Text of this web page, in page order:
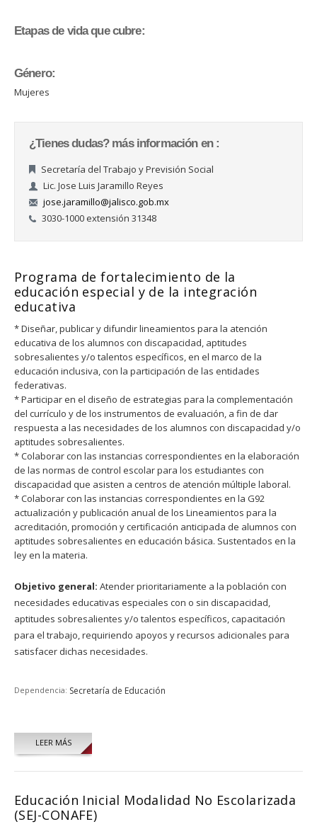
Etapas de vida que cubre:
Género:
Mujeres
¿Tienes dudas? más información en :
Secretaría del Trabajo y Previsión Social
Lic. Jose Luis Jaramillo Reyes
jose.jaramillo@jalisco.gob.mx
3030-1000 extensión 31348
Programa de fortalecimiento de la
educación especial y de la integración
educativa
* Diseñar, publicar y difundir lineamientos para la atención
educativa de los alumnos con discapacidad, aptitudes
sobresalientes y/o talentos específicos, en el marco de la
educación inclusiva, con la participación de las entidades
federativas.
* Participar en el diseño de estrategias para la complementación
del currículo y de los instrumentos de evaluación, a fin de dar
respuesta a las necesidades de los alumnos con discapacidad y/o
aptitudes sobresalientes.
* Colaborar con las instancias correspondientes en la elaboración
de las normas de control escolar para los estudiantes con
discapacidad que asisten a centros de atención múltiple laboral.
* Colaborar con las instancias correspondientes en la G92
actualización y publicación anual de los Lineamientos para la
acreditación, promoción y certificación anticipada de alumnos con
aptitudes sobresalientes en educación básica. Sustentados en la
ley en la materia.
Objetivo general: Atender prioritariamente a la población con
necesidades educativas especiales con o sin discapacidad,
aptitudes sobresalientes y/o talentos específicos, capacitación
para el trabajo, requiriendo apoyos y recursos adicionales para
satisfacer dichas necesidades.
Dependencia: Secretaría de Educación
LEER MÁS
Educación Inicial Modalidad No Escolarizada
(SEJ-CONAFE)